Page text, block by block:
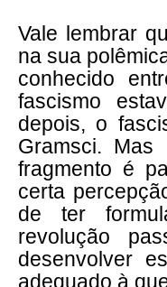
Vale lembrar
na sua
conhecido
fascismo
depois, o
Gramsci.
fragmento é
certa
de ter
revolução
desenvolver
adequado à